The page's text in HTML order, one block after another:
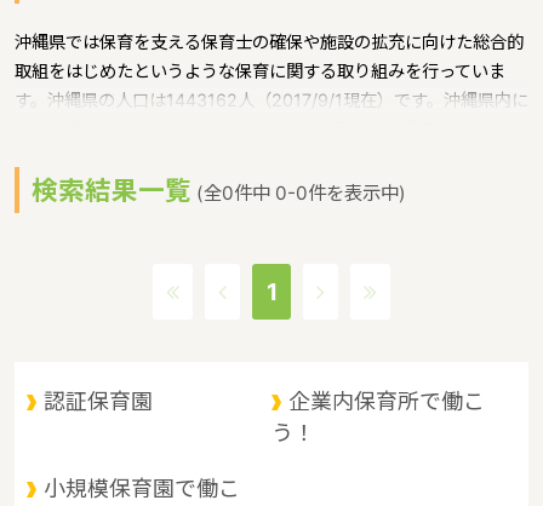
沖縄県では保育を支える保育士の確保や施設の拡充に向けた総合的
取組をはじめたというような保育に関する取り組みを行っていま
す。沖縄県の人口は1443162人（2017/9/1現在）です。沖縄県内に
家賃相場：9.1万円（2017年10月賃貸住宅 D-room調べ）沖縄県
は、東京からは1600キロ。沖縄最西端の与那国島から台湾までは
然、文化、産業もこうした地理的環境に大きな影響を受けていると
検索結果一覧 (全0件中 0-0件を表示中)
1
認証保育園
企業内保育所で働こ
う！
小規模保育園で働こ